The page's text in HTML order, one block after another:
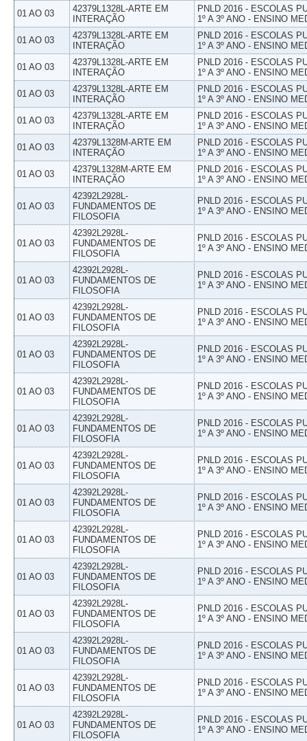
01 AO 03
42379L1328L-ARTE EM
INTERAÇÃO
PNLD 2016 - ESCOLAS
1º A 3º ANO - ENSINO
01 AO 03
42379L1328L-ARTE EM
INTERAÇÃO
PNLD 2016 - ESCOLAS
1º A 3º ANO - ENSINO
01 AO 03
42379L1328L-ARTE EM
INTERAÇÃO
PNLD 2016 - ESCOLAS
1º A 3º ANO - ENSINO
01 AO 03
42379L1328L-ARTE EM
INTERAÇÃO
PNLD 2016 - ESCOLAS
1º A 3º ANO - ENSINO
01 AO 03
42379L1328L-ARTE EM
INTERAÇÃO
PNLD 2016 - ESCOLAS
1º A 3º ANO - ENSINO
01 AO 03
42379L1328M-ARTE EM
INTERAÇÃO
PNLD 2016 - ESCOLAS
1º A 3º ANO - ENSINO
01 AO 03
42379L1328M-ARTE EM
INTERAÇÃO
PNLD 2016 - ESCOLAS
1º A 3º ANO - ENSINO
01 AO 03
42392L2928L-
FUNDAMENTOS DE
FILOSOFIA
PNLD 2016 - ESCOLAS
1º A 3º ANO - ENSINO
01 AO 03
42392L2928L-
FUNDAMENTOS DE
FILOSOFIA
PNLD 2016 - ESCOLAS
1º A 3º ANO - ENSINO
01 AO 03
42392L2928L-
FUNDAMENTOS DE
FILOSOFIA
PNLD 2016 - ESCOLAS
1º A 3º ANO - ENSINO
01 AO 03
42392L2928L-
FUNDAMENTOS DE
FILOSOFIA
PNLD 2016 - ESCOLAS
1º A 3º ANO - ENSINO
01 AO 03
42392L2928L-
FUNDAMENTOS DE
FILOSOFIA
PNLD 2016 - ESCOLAS
1º A 3º ANO - ENSINO
01 AO 03
42392L2928L-
FUNDAMENTOS DE
FILOSOFIA
PNLD 2016 - ESCOLAS
1º A 3º ANO - ENSINO
01 AO 03
42392L2928L-
FUNDAMENTOS DE
FILOSOFIA
PNLD 2016 - ESCOLAS
1º A 3º ANO - ENSINO
01 AO 03
42392L2928L-
FUNDAMENTOS DE
FILOSOFIA
PNLD 2016 - ESCOLAS
1º A 3º ANO - ENSINO
01 AO 03
42392L2928L-
FUNDAMENTOS DE
FILOSOFIA
PNLD 2016 - ESCOLAS
1º A 3º ANO - ENSINO
01 AO 03
42392L2928L-
FUNDAMENTOS DE
FILOSOFIA
PNLD 2016 - ESCOLAS
1º A 3º ANO - ENSINO
01 AO 03
42392L2928L-
FUNDAMENTOS DE
FILOSOFIA
PNLD 2016 - ESCOLAS
1º A 3º ANO - ENSINO
01 AO 03
42392L2928L-
FUNDAMENTOS DE
FILOSOFIA
PNLD 2016 - ESCOLAS
1º A 3º ANO - ENSINO
01 AO 03
42392L2928L-
FUNDAMENTOS DE
FILOSOFIA
PNLD 2016 - ESCOLAS
1º A 3º ANO - ENSINO
01 AO 03
42392L2928L-
FUNDAMENTOS DE
FILOSOFIA
PNLD 2016 - ESCOLAS
1º A 3º ANO - ENSINO
01 AO 03
42392L2928L-
FUNDAMENTOS DE
FILOSOFIA
PNLD 2016 - ESCOLAS
1º A 3º ANO - ENSINO